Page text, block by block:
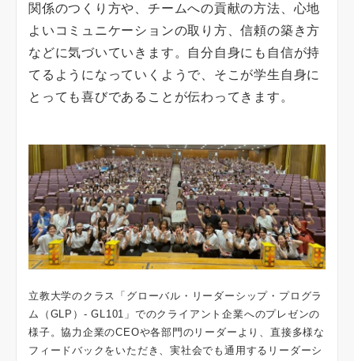
関係のつくり方や、チームへの貢献の方法、心地
よいコミュニケーションの取り方、信頼の築き方
などに気づいていきます。自分自身にも自信が持
てるようになっていくようで、そこが学生自身に
とっても喜びであることが伝わってきます。
立教大学のクラス「グローバル・リーダーシップ・プログラ
ム（GLP）- GL101」でのクライアント企業へのプレゼンの
様子。協力企業のCEOや各部門のリーダーより、直接多様な
フィードバックをいただき、実社会でも通用するリーダーシ